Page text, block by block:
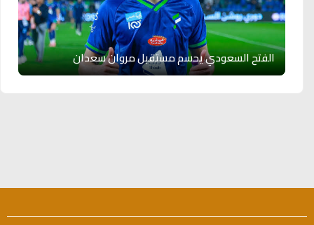
الفتح السعودي يحسم مستقبل مروان سعدان